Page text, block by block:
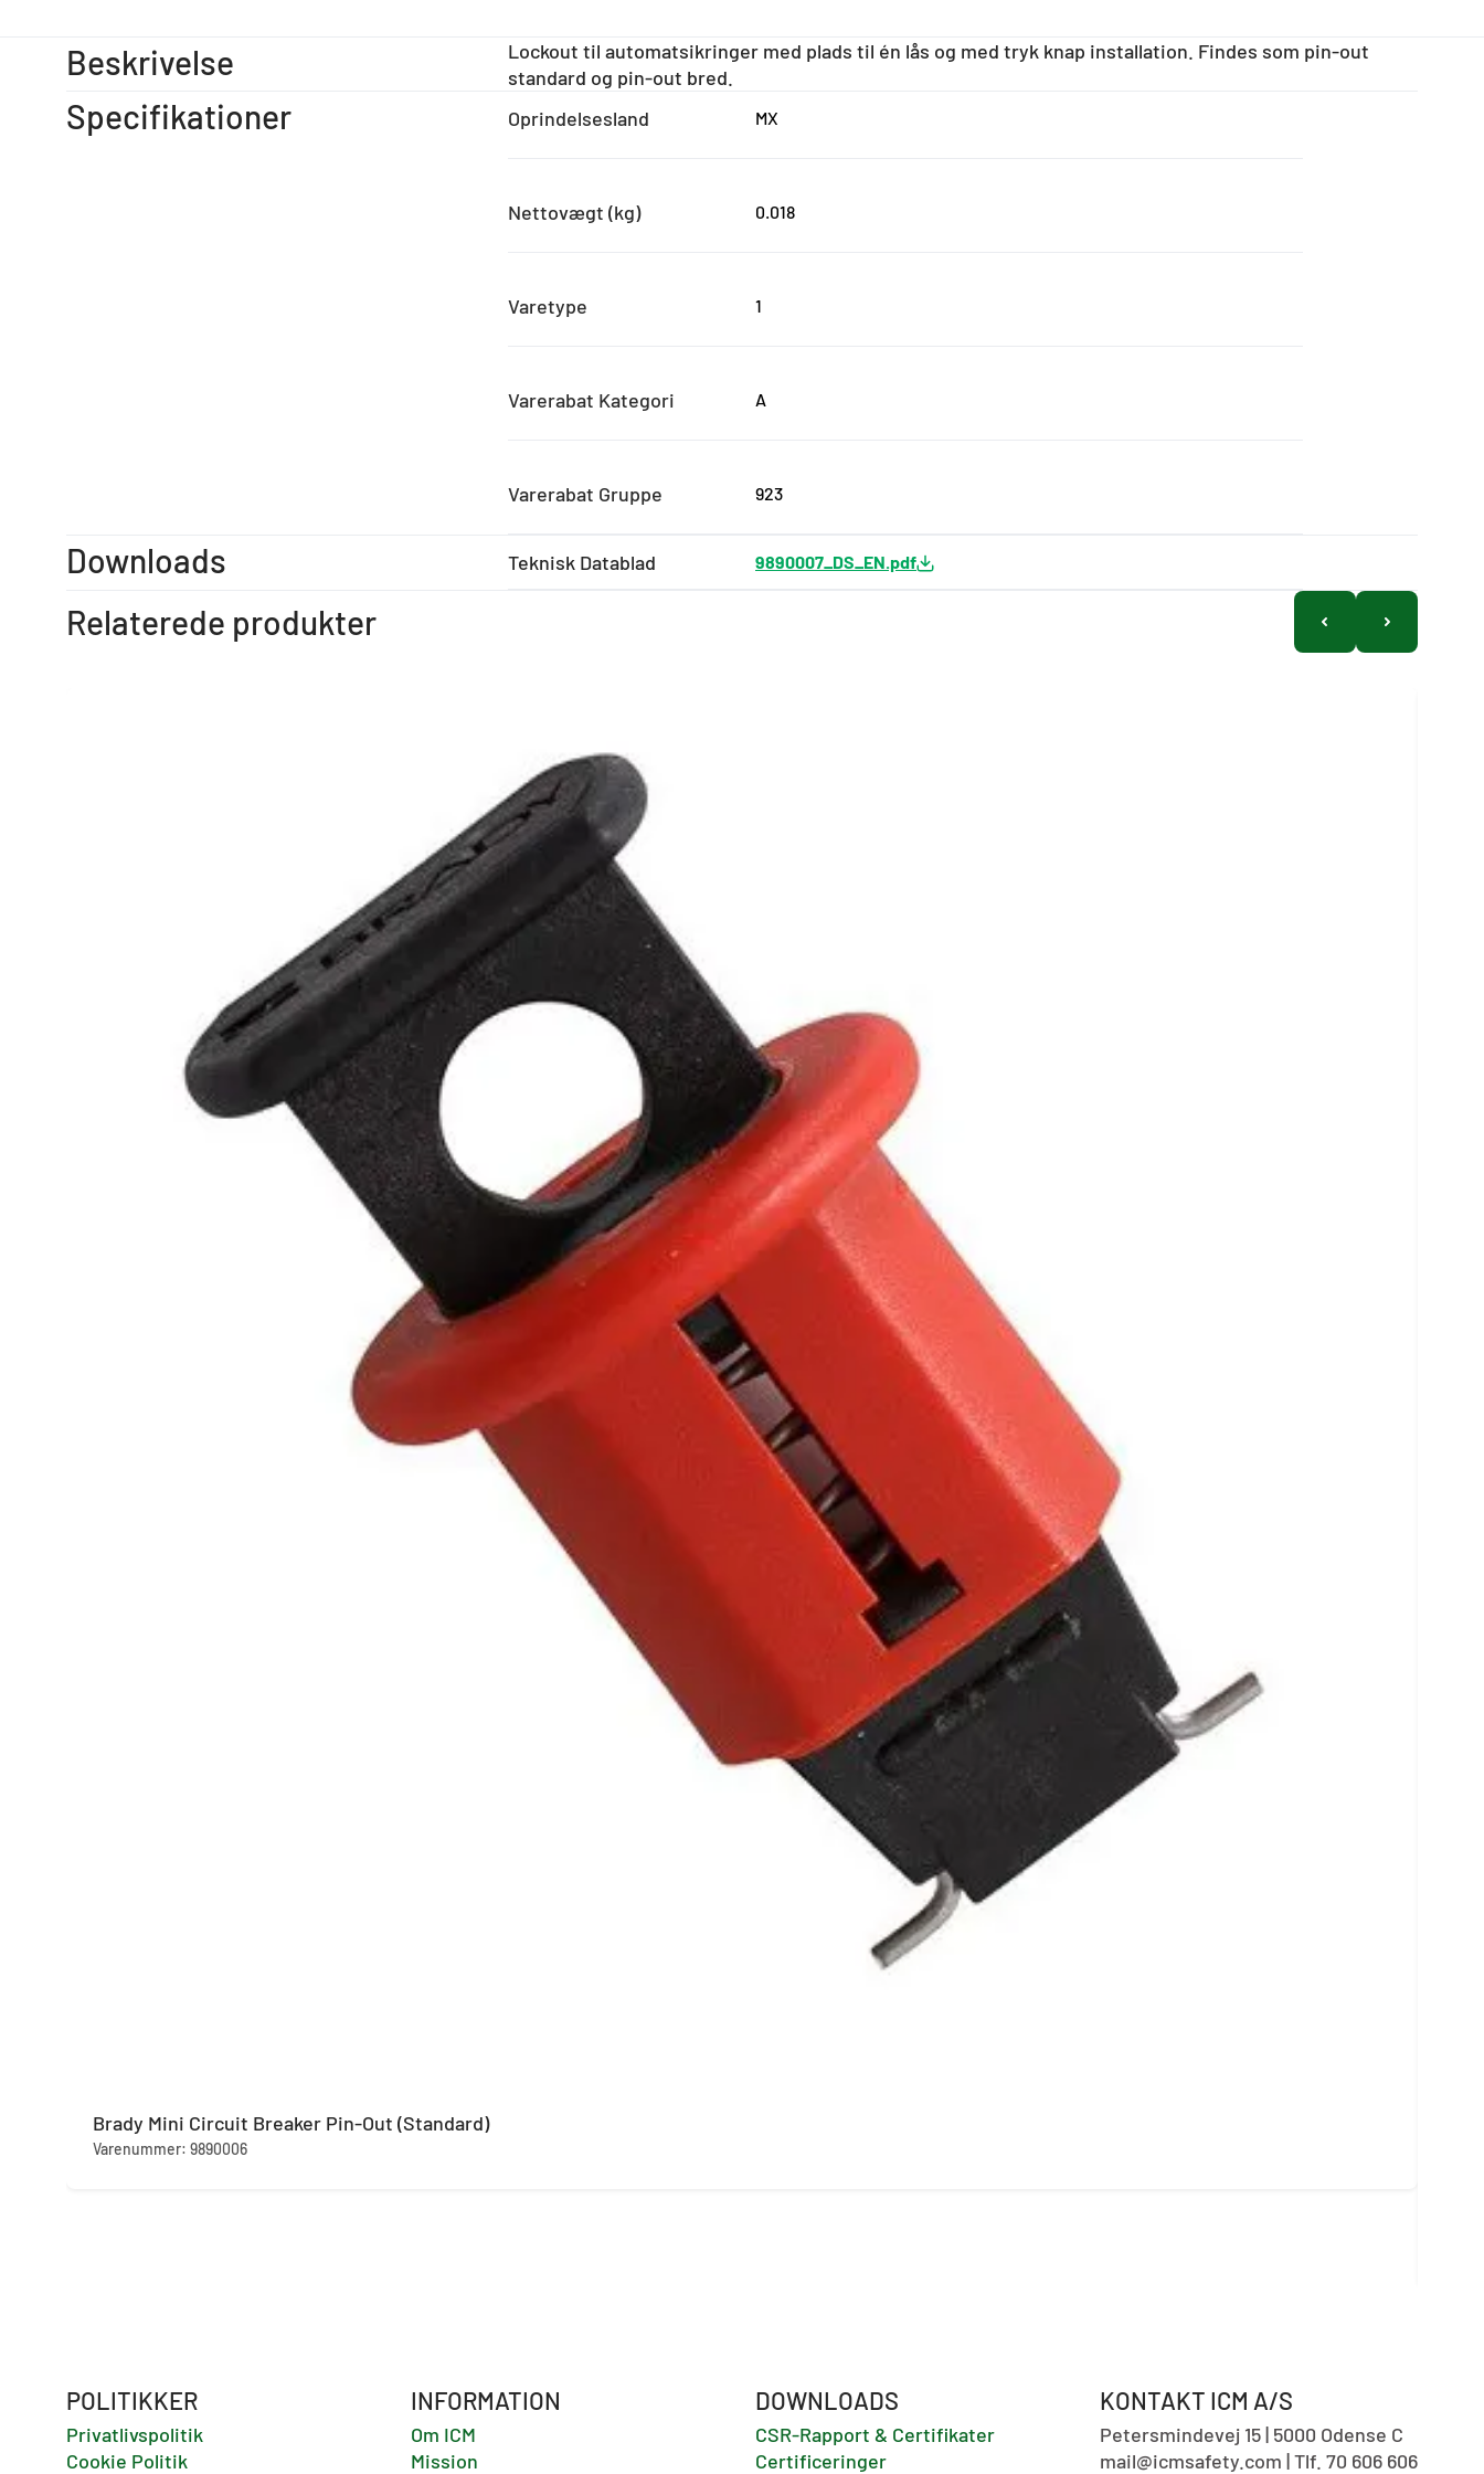
Beskrivelse
Lockout til automatsikringer med plads til én lås og med tryk knap installation. Findes som pin-out
standard og pin-out bred.
Specifikationer Oprindelsesland MX
Nettovægt (kg) 0.018
Varetype 1
Varerabat Kategori A
Varerabat Gruppe 923
Downloads Teknisk Datablad 9890007_DS_EN.pdf
Relaterede produkter
Brady Mini Circuit Breaker Pin-Out (Standard)
Varenummer: 9890006
POLITIKKER
Privatlivspolitik
Cookie Politik
INFORMATION
Om ICM
Mission
DOWNLOADS
CSR-Rapport & Certifikater
Certificeringer
KONTAKT ICM A/S
Petersmindevej 15 | 5000 Odense C
mail@icmsafety.com | Tlf. 70 606 606